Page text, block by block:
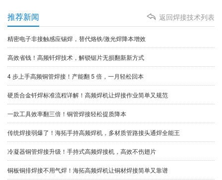
返回焊接技术列表
推荐新闻
​精密电子非接触感应锡焊，替代烙铁/激光焊降本增效
​高效省钱！高频钎焊技术，解锁锯片无损翻新新方式
4 步上手高频铜管焊接！产能翻 5 倍，一月轻松回本
硬质合金钎焊标准流程详解！高频焊机让焊接作业简单又规范
一款工具效率翻三倍！铜管焊接轻松提质降本
传统焊接弱爆了！海拓手持高频焊机，多材质管路接头通焊全能王
冷凝器铜管焊接升级！手持式高频焊接机，高效不伤翅片
铜板铜排焊接不用气焊！海拓高频焊机让铜材焊接简单又靠谱